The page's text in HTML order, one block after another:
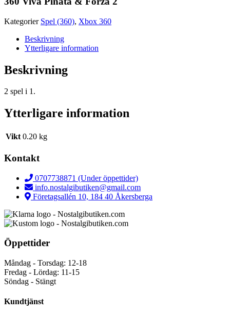
Kategorier Spel (360), Xbox 360
Beskrivning
Ytterligare information
Beskrivning
2 spel i 1.
Ytterligare information
Vikt 0.20 kg
Kontakt
0707738871 (Under öppettider)
info.nostalgibutiken@gmail.com
Företagsallén 10, 184 40 Åkersberga
Öppettider
Måndag - Torsdag: 12-18
Fredag - Lördag: 11-15
Söndag - Stängt
Kundtjänst